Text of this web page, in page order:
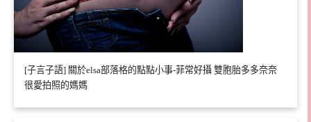
[子言子語] 關於elsa部落格的點點小事-菲常好攝 雙胞胎多多奈奈
很愛拍照的媽媽